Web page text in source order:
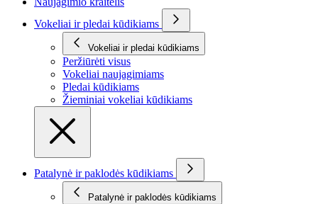
Vokeliai ir pledai kūdikiams
Vokeliai ir pledai kūdikiams
Peržiūrėti visus
Vokeliai naujagimiams
Pledai kūdikiams
Žieminiai vokeliai kūdikiams
Patalynė ir paklodės kūdikiams
Patalynė ir paklodės kūdikiams